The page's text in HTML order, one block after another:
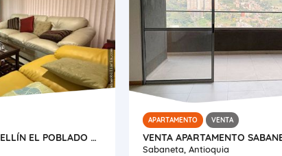
VENTA APARTAMENTO MEDELLÍN EL POBLADO CASTROPOL
APARTAMENTO VENTA
Sabaneta, Antioquia